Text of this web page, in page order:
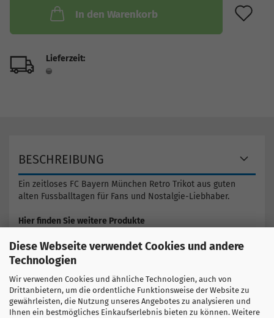
Diese Webseite verwendet Cookies und andere
Technologien
Wir verwenden Cookies und ähnliche Technologien, auch von
Drittanbietern, um die ordentliche Funktionsweise der Website zu
gewährleisten, die Nutzung unseres Angebotes zu analysieren und
Ihnen ein bestmögliches Einkaufserlebnis bieten zu können. Weitere
In den Warenkorb
Lieferzeit:
BESCHREIBUNG
Ein zeitloses FC Bayern München Retro Trikot aus guten
alten Fussballtagen für Fans und Nostalgie-Liebhaber.
Hier finden Sie weitere Produkte
Bayern München
GRÖSSENTABELLE